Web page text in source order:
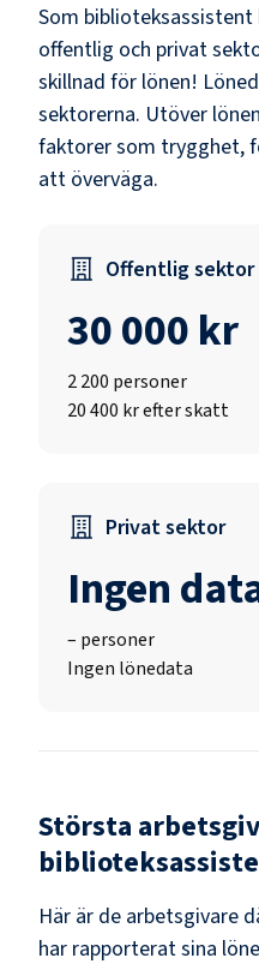
Som biblioteksassistent
offentlig och privat
skillnad för lönen!
sektorerna. Utöver
faktorer som trygghet,
att överväga.
Offentlig sektor
30 000 kr
2 200 personer
20 400 kr efter skatt
Privat sektor
Ingen
– personer
Ingen lönedata
Största
Här är de arbetsgivare
har rapporterat sina